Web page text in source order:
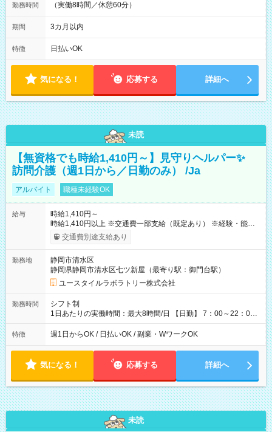
勤務時間 （実働8時間／休憩60分）
期間 3カ月以内
特徴 日払いOK
気になる！ 応募する 詳細へ
未読
【無資格でも時給1,410円～】見守りヘルパー✨
訪問介護（週1日から／日勤のみ） /Ja
アルバイト 職種未経験OK
給与
時給1,410円～
時給1,410円以上 ※交通費一部支給（既定あり） ※経験・能力を
考慮して決定します 【収入例】 週1回勤務の場合：1,410円×8時
間×4回=4万5,120円 週3回勤務の場合：1,410円×8時間×12回
5,600円 【試用期間】試用期間あり 試用期間の長さ：2ヶ月
※ 雇用形態と給与に、本採用時と異なる部分があります。 雇用
形態：本採用時と同じです。 給与：時給 1,100円以上
交通費別途支給あり
勤務地
静岡市清水区
静岡県静岡市清水区七ツ新屋（最寄り駅：御門台駅）
ユースタイルラボラトリー株式会社
勤務時間
シフト制
1日あたりの実働時間：最大8時間/日 【日勤】 7：00～22：00
の間で8時間勤務（休憩時間は法定通り） ※週1日～OK ／ 夜勤
なし ＊＊ 勤務時間例 ＊＊ ■8時から17時 ■9時から18時 ■10
定（毎週同じ曜日勤務）
特徴 週1日からOK / 日払いOK / 副業・WワークOK
気になる！ 応募する 詳細へ
未読